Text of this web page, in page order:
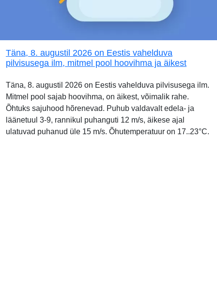
Täna, 8. augustil 2026 on Eestis vahelduva
pilvisusega ilm, mitmel pool hoovihma ja äikest
Täna, 8. augustil 2026 on Eestis vahelduva pilvisusega ilm.
Mitmel pool sajab hoovihma, on äikest, võimalik rahe.
Õhtuks sajuhood hõrenevad. Puhub valdavalt edela- ja
läänetuul 3-9, rannikul puhanguti 12 m/s, äikese ajal
ulatuvad puhanud üle 15 m/s. Õhutemperatuur on 17..23°C.